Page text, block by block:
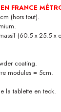
FRANCE
(hors tout).
(60.5 x 25.5 x
coating.
modules = 5cm.
la tablette en teck.